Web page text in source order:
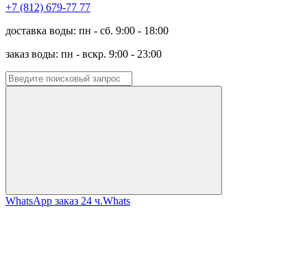
+7 (812) 679-77 77
доставка воды: пн - сб. 9:00 - 18:00
заказ воды: пн - вскр. 9:00 - 23:00
WhatsApp заказ 24 ч.Whats